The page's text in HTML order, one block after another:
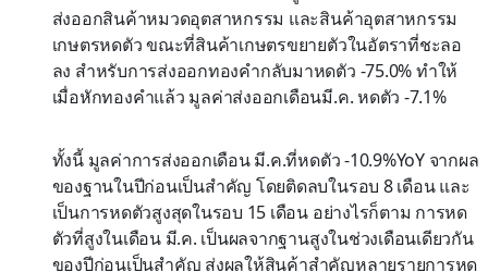
ส่งออกสินค้าหมวดอุตสาหกรรม และสินค้าอุตสาหกรรม
เกษตรหดตัว ขณะที่สินค้าเกษตรขยายตัวในอัตราที่ชะลอ
ลง สำหรับการส่งออกทองคำกลับมาหดตัว -75.0% ทำให้
เมื่อหักทองคำแล้ว มูลค่าส่งออกเดือนมี.ค. หดตัว -7.1%
ทั้งนี้ มูลค่าการส่งออกเดือน มี.ค.ที่หดตัว -10.9%YoY จากผล
ของฐานในปีก่อนเป็นสำคัญ โดยติดลบในรอบ 8 เดือน และ
เป็นการหดตัวสูงสุดในรอบ 15 เดือน อย่างไรก็ตาม การหด
ตัวที่สูงในเดือน มี.ค. เป็นผลจากฐานสูงในช่วงเดือนเดียวกัน
ของปีก่อนเป็นสำคัญ ส่งผลให้สินค้าสำคัญหลายรายการหด